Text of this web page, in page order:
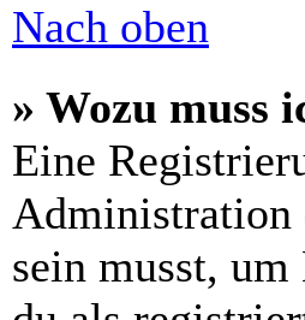
Nach oben
» Wozu muss
Eine
Administration
sein musst,